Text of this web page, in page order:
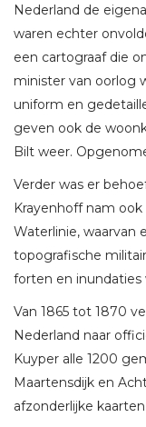
Nederland de
waren echter
een cartograaf die
minister van oorlog
uniform en
geven ook de
Bilt weer.
Verder was er
Krayenhoff nam
Waterlinie, waarvan
topografische
forten en inundaties
Van 1865 tot 1870
Nederland naar
Kuyper alle 1200
Maartensdijk en
afzonderlijke